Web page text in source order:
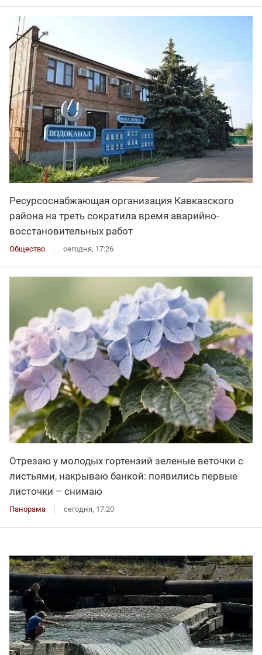
Ресурсоснабжающая организация Кавказского
района на треть сократила время аварийно-
восстановительных работ
Общество сегодня, 17:26
Отрезаю у молодых гортензий зеленые веточки с
листьями, накрываю банкой: появились первые
листочки – снимаю
Панорама сегодня, 17:20